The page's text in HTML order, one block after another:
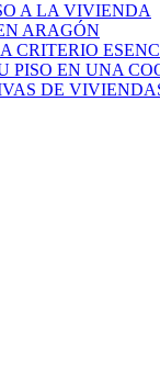
A LA VIVIENDA
ARAGÓN
CRITERIO
PISO EN UNA
DE